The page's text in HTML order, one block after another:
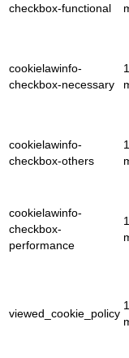
checkbox-functional
cookielawinfo-
checkbox-necessary
cookielawinfo-
checkbox-others
cookielawinfo-
checkbox-
performance
viewed_cookie_policy